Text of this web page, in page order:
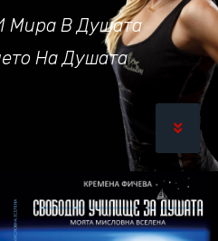
Мира В Душата
На Душата